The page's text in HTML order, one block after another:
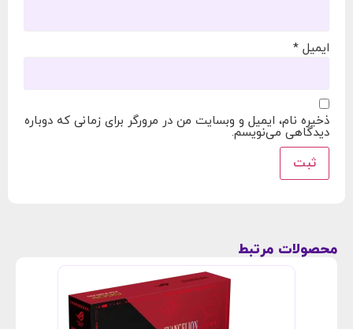
ایمیل *
ذخیره نام، ایمیل و وبسایت من در مرورگر برای زمانی که دوباره
دیدگاهی می‌نویسم.
محصولات مرتبط